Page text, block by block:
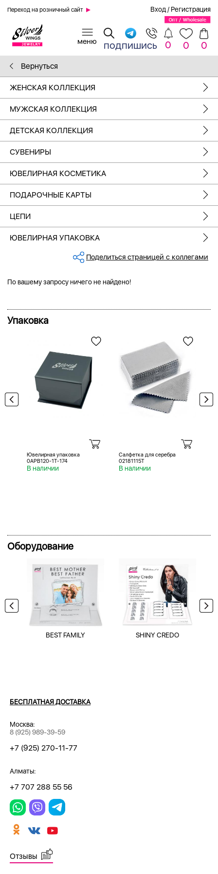
Переход на розничный сайт Вход / Регистрация
подпишись 0 0 0
Вернуться
ЖЕНСКАЯ КОЛЛЕКЦИЯ
МУЖСКАЯ КОЛЛЕКЦИЯ
ДЕТСКАЯ КОЛЛЕКЦИЯ
СУВЕНИРЫ
ЮВЕЛИРНАЯ КОСМЕТИКА
ПОДАРОЧНЫЕ КАРТЫ
ЦЕПИ
ЮВЕЛИРНАЯ УПАКОВКА
Поделиться страницей с коллегами
По вашему запросу ничего не найдено!
Упаковка
Ювелирная упаковка
0APB120-1T-174
В наличии
Салфетка для серебра
02181115T
В наличии
Оборудование
BEST FAMILY SHINY CREDO
БЕСПЛАТНАЯ ДОСТАВКА
Москва:
8 (925) 989-39-59
+7 (925) 270-11-77
Алматы:
+7 707 288 55 56
Отзывы